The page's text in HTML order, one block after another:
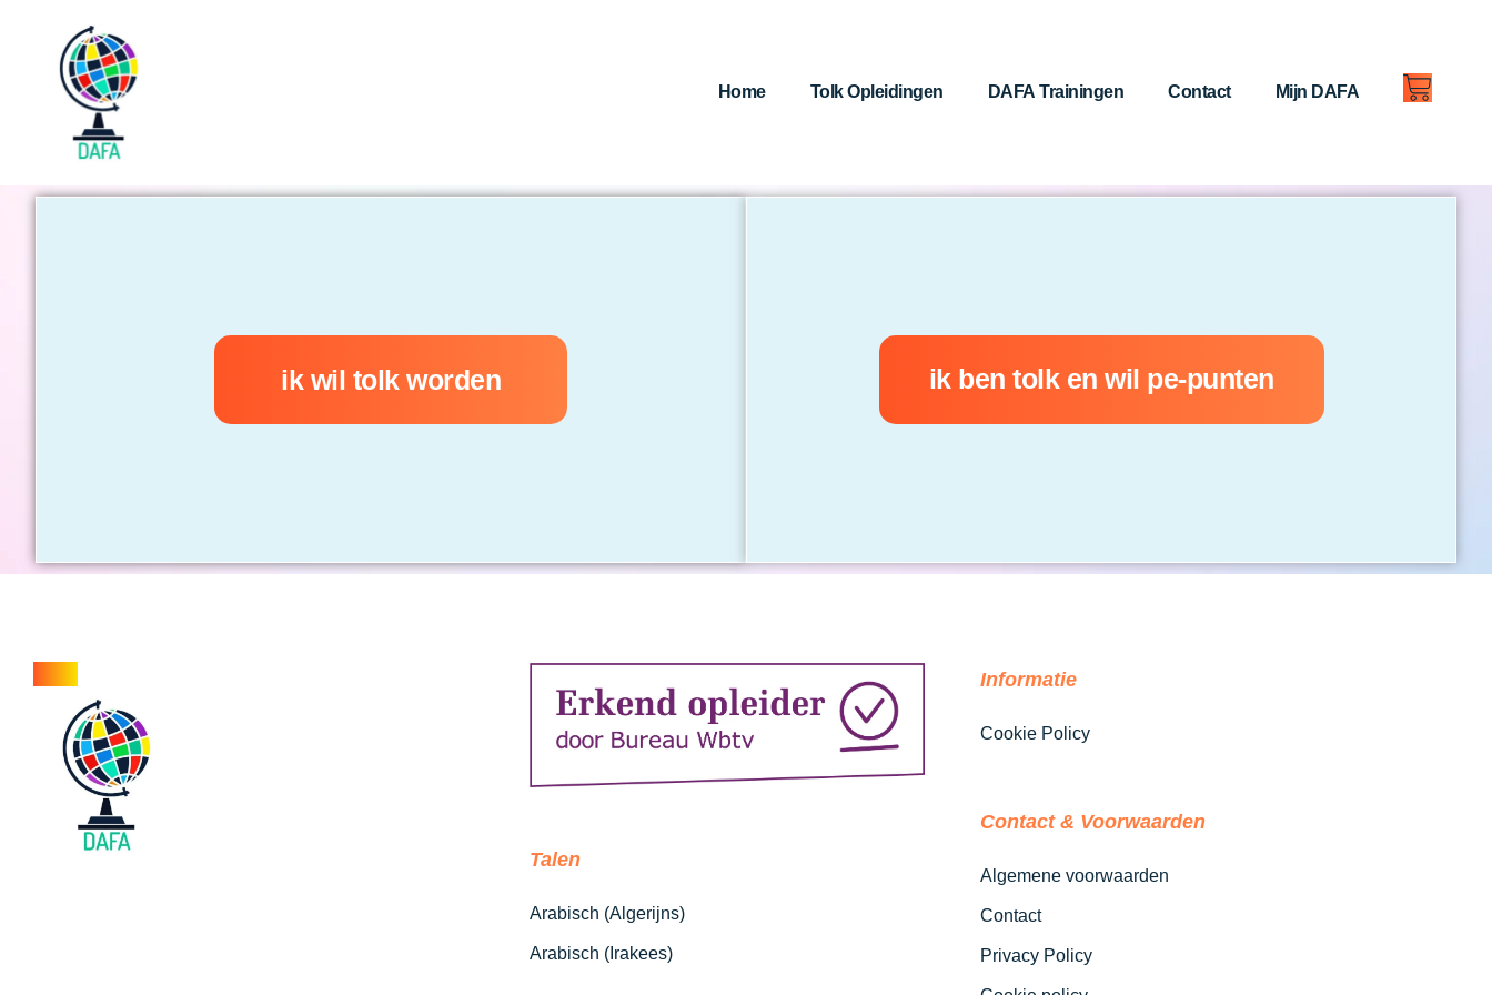
Home Tolk Opleidingen DAFA Trainingen Contact Mijn DAFA
ik wil tolk worden ik ben tolk en wil pe-punten
Talen
Arabisch (Algerijns)
Arabisch (Irakees)
Informatie
Cookie Policy
Contact & Voorwaarden
Algemene voorwaarden
Contact
Privacy Policy